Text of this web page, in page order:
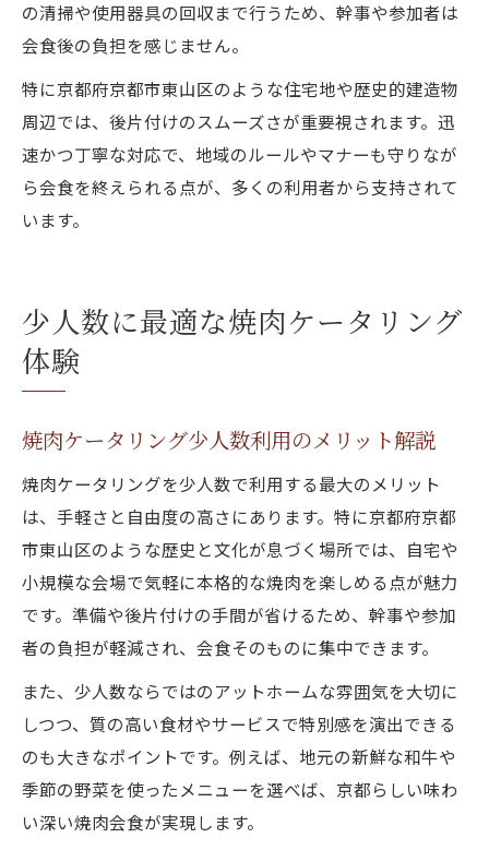
の清掃や使用器具の回収まで行うため、幹事や参加者は
会食後の負担を感じません。
特に京都府京都市東山区のような住宅地や歴史的建造物
周辺では、後片付けのスムーズさが重要視されます。迅
速かつ丁寧な対応で、地域のルールやマナーも守りなが
ら会食を終えられる点が、多くの利用者から支持されて
います。
少人数に最適な焼肉ケータリング
体験
焼肉ケータリング少人数利用のメリット解説
焼肉ケータリングを少人数で利用する最大のメリット
は、手軽さと自由度の高さにあります。特に京都府京都
市東山区のような歴史と文化が息づく場所では、自宅や
小規模な会場で気軽に本格的な焼肉を楽しめる点が魅力
です。準備や後片付けの手間が省けるため、幹事や参加
者の負担が軽減され、会食そのものに集中できます。
また、少人数ならではのアットホームな雰囲気を大切に
しつつ、質の高い食材やサービスで特別感を演出できる
のも大きなポイントです。例えば、地元の新鮮な和牛や
季節の野菜を使ったメニューを選べば、京都らしい味わ
い深い焼肉会食が実現します。